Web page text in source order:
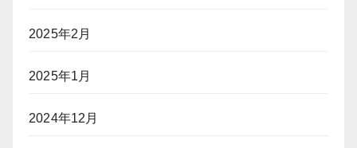
2025年2月
2025年1月
2024年12月